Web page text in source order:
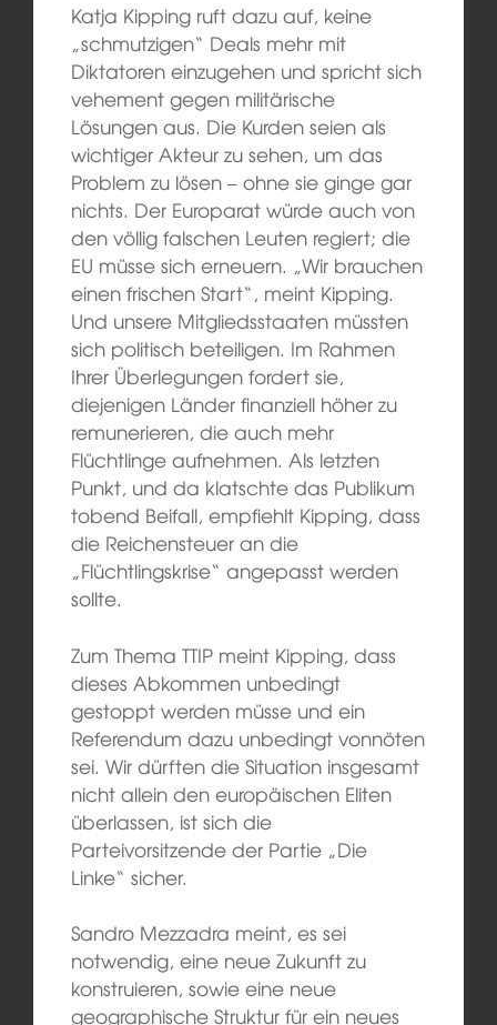
Katja Kipping ruft dazu auf, keine
„schmutzigen“ Deals mehr mit
Diktatoren einzugehen und spricht sich
vehement gegen militärische
Lösungen aus. Die Kurden seien als
wichtiger Akteur zu sehen, um das
Problem zu lösen – ohne sie ginge gar
nichts. Der Europarat würde auch von
den völlig falschen Leuten regiert; die
EU müsse sich erneuern. „Wir brauchen
einen frischen Start“, meint Kipping.
Und unsere Mitgliedsstaaten müssten
sich politisch beteiligen. Im Rahmen
Ihrer Überlegungen fordert sie,
diejenigen Länder finanziell höher zu
remunerieren, die auch mehr
Flüchtlinge aufnehmen. Als letzten
Punkt, und da klatschte das Publikum
tobend Beifall, empfiehlt Kipping, dass
die Reichensteuer an die
„Flüchtlingskrise“ angepasst werden
sollte.
Zum Thema TTIP meint Kipping, dass
dieses Abkommen unbedingt
gestoppt werden müsse und ein
Referendum dazu unbedingt vonnöten
sei. Wir dürften die Situation insgesamt
nicht allein den europäischen Eliten
überlassen, ist sich die
Parteivorsitzende der Partie „Die
Linke“ sicher.
Sandro Mezzadra meint, es sei
notwendig, eine neue Zukunft zu
konstruieren, sowie eine neue
geographische Struktur für ein neues